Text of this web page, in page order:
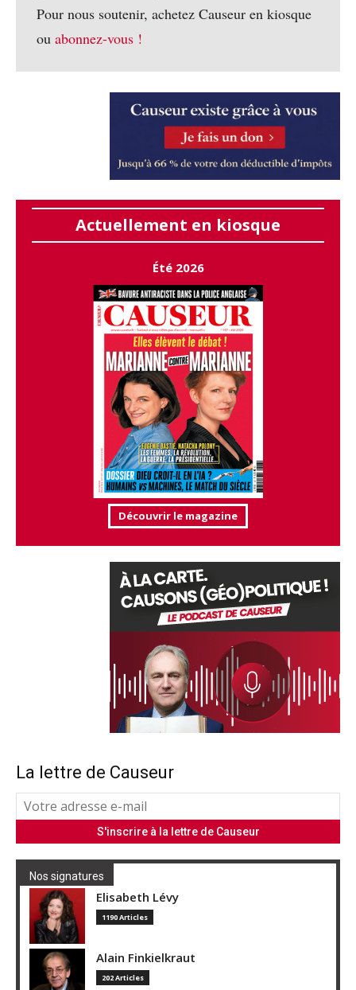
Pour nous soutenir, achetez Causeur en kiosque
ou abonnez-vous !
Actuellement en kiosque
Été 2026
Découvrir le magazine
La lettre de Causeur
Nos signatures
Elisabeth Lévy
1190 Articles
Alain Finkielkraut
202 Articles